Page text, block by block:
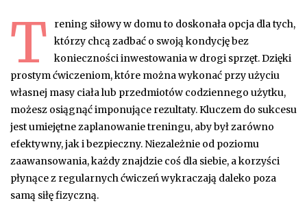
T
rening siłowy w domu to doskonała opcja dla tych,
którzy chcą zadbać o swoją kondycję bez
konieczności inwestowania w drogi sprzęt. Dzięki
prostym ćwiczeniom, które można wykonać przy użyciu
własnej masy ciała lub przedmiotów codziennego użytku,
możesz osiągnąć imponujące rezultaty. Kluczem do sukcesu
jest umiejętne zaplanowanie treningu, aby był zarówno
efektywny, jak i bezpieczny. Niezależnie od poziomu
zaawansowania, każdy znajdzie coś dla siebie, a korzyści
płynące z regularnych ćwiczeń wykraczają daleko poza
samą siłę fizyczną.